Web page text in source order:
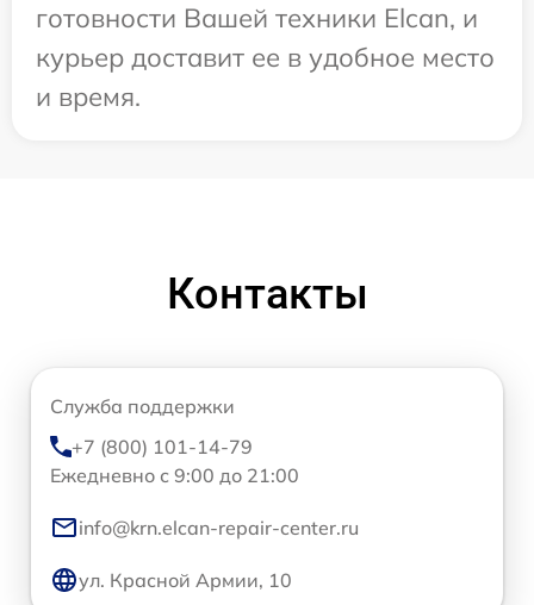
готовности Вашей техники Elcan, и
курьер доставит ее в удобное место
и время.
Контакты
Служба поддержки
+7 (800) 101-14-79
Ежедневно с 9:00 до 21:00
info@krn.elcan-repair-center.ru
ул. Красной Армии, 10